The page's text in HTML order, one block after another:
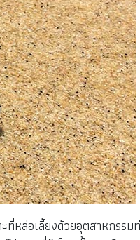
ที่หล่อเลี้ยงด้วยอุตสาหกรรม